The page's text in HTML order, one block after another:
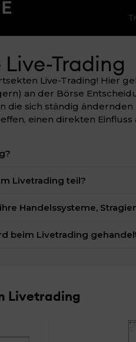
Trading
Live-Trading! Hier
an der Börse
die sich ständig
einen direkten
Livetrading teil?
Handelssysteme,
beim Livetrading
Livetrading